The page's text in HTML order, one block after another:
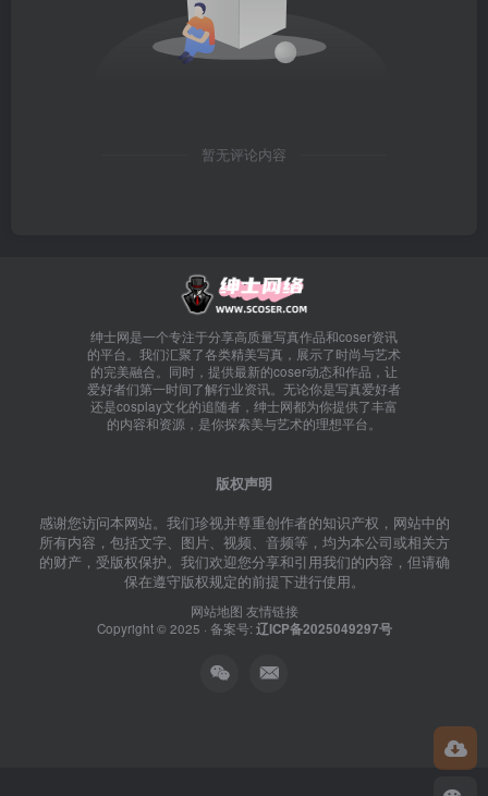
暂无评论内容
绅士网是一个专注于分享高质量写真作品和coser资讯
的平台。我们汇聚了各类精美写真，展示了时尚与艺术
的完美融合。同时，提供最新的coser动态和作品，让
爱好者们第一时间了解行业资讯。无论你是写真爱好者
还是cosplay文化的追随者，绅士网都为你提供了丰富
的内容和资源，是你探索美与艺术的理想平台。
版权声明
感谢您访问本网站。我们珍视并尊重创作者的知识产权，网站中的
所有内容，包括文字、图片、视频、音频等，均为本公司或相关方
的财产，受版权保护。我们欢迎您分享和引用我们的内容，但请确
保在遵守版权规定的前提下进行使用。
网站地图 友情链接
Copyright © 2025 · 备案号: 辽ICP备2025049297号